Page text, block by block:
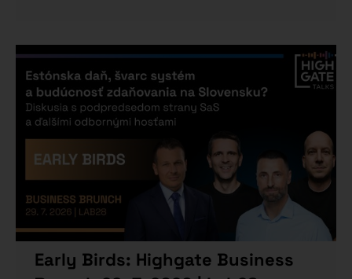
Early Birds: Highgate Business